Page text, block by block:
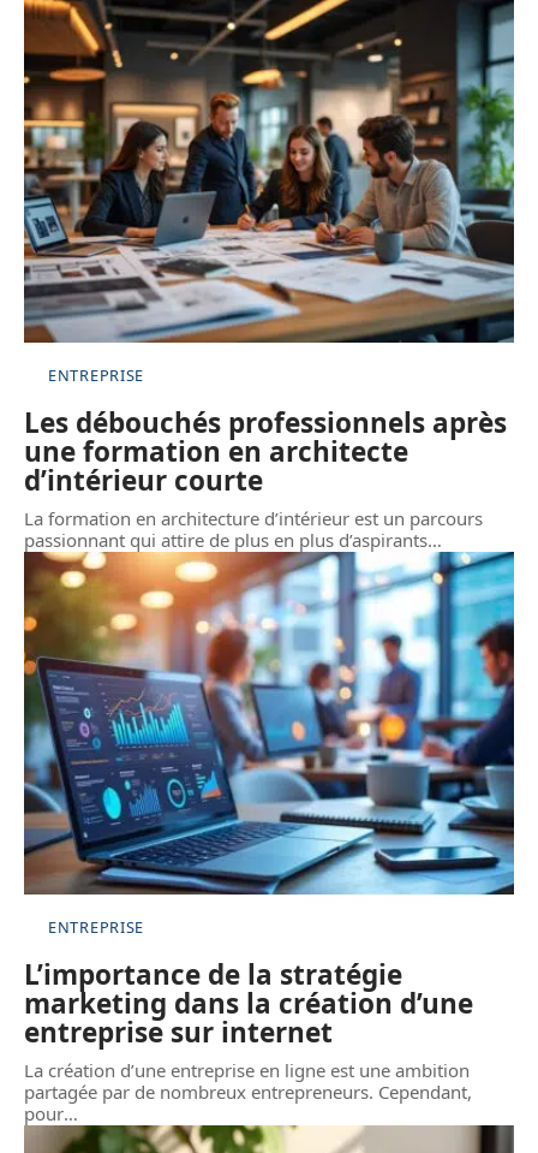
ENTREPRISE
Les débouchés professionnels après
une formation en architecte
d’intérieur courte
La formation en architecture d’intérieur est un parcours
passionnant qui attire de plus en plus d’aspirants…
ENTREPRISE
L’importance de la stratégie
marketing dans la création d’une
entreprise sur internet
La création d’une entreprise en ligne est une ambition
partagée par de nombreux entrepreneurs. Cependant,
pour…